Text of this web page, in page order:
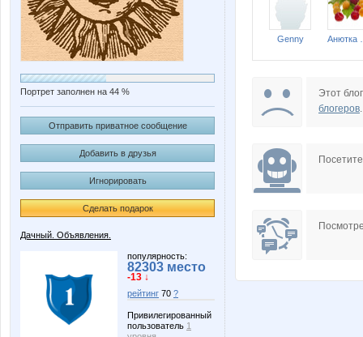
Портрет заполнен на 44 %
Отправить приватное сообщение
Добавить в друзья
Игнорировать
Сделать подарок
Дачный. Объявления.
популярность:
82303 место
-13 ↓
рейтинг 70 ?
Привилегированный
пользователь 1
Genny
Этот
блогеров.